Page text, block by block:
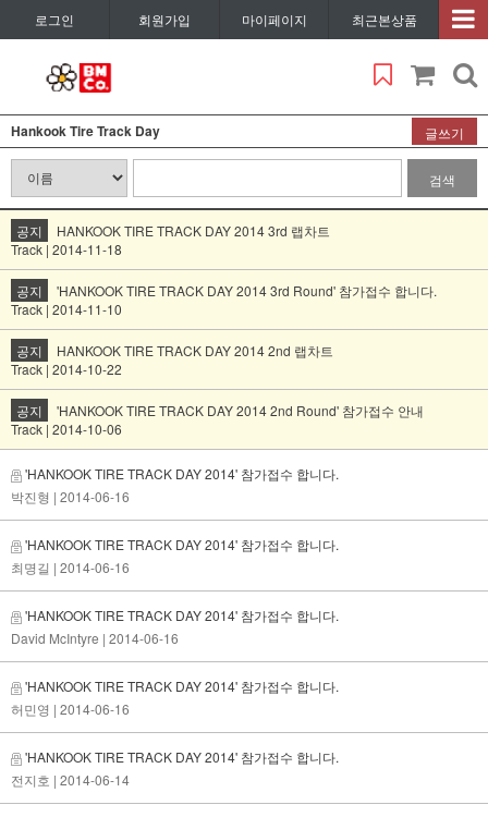
로그인 회원가입 마이페이지 최근본상품
Hankook Tire Track Day 글쓰기
검색
공지
HANKOOK TIRE TRACK DAY 2014 3rd 랩차트
Track | 2014-11-18
공지
'HANKOOK TIRE TRACK DAY 2014 3rd Round' 참가접수 합니다.
Track | 2014-11-10
공지
HANKOOK TIRE TRACK DAY 2014 2nd 랩차트
Track | 2014-10-22
공지
'HANKOOK TIRE TRACK DAY 2014 2nd Round' 참가접수 안내
Track | 2014-10-06
'HANKOOK TIRE TRACK DAY 2014' 참가접수 합니다.
박진형 | 2014-06-16
'HANKOOK TIRE TRACK DAY 2014' 참가접수 합니다.
최명길 | 2014-06-16
'HANKOOK TIRE TRACK DAY 2014' 참가접수 합니다.
David McIntyre | 2014-06-16
'HANKOOK TIRE TRACK DAY 2014' 참가접수 합니다.
허민영 | 2014-06-16
'HANKOOK TIRE TRACK DAY 2014' 참가접수 합니다.
전지호 | 2014-06-14